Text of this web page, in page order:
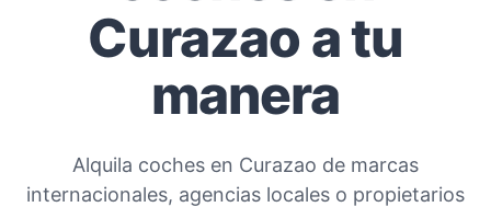
Curazao a tu
manera
Alquila coches en Curazao de marcas
internacionales, agencias locales o propietarios